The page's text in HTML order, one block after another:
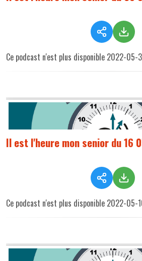
Ce podcast n'est plus disponible 2022-
Il est l'heure mon senior du 16
Ce podcast n'est plus disponible 2022-05-